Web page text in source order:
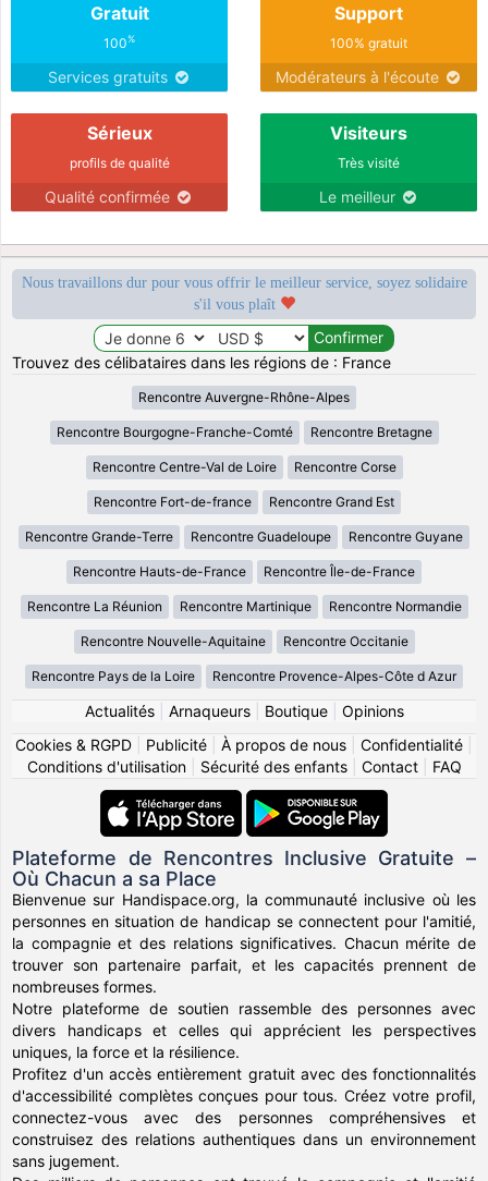
Gratuit
100%
Services gratuits
Support
100% gratuit
Modérateurs à l'écoute
Sérieux
profils de qualité
Qualité confirmée
Visiteurs
Très visité
Le meilleur
Nous travaillons dur pour vous offrir le meilleur service, soyez solidaire
s'il vous plaît
Trouvez des célibataires dans les régions de : France
Rencontre Auvergne-Rhône-Alpes
Rencontre Bourgogne-Franche-Comté Rencontre Bretagne
Rencontre Centre-Val de Loire Rencontre Corse
Rencontre Fort-de-france Rencontre Grand Est
Rencontre Grande-Terre Rencontre Guadeloupe Rencontre Guyane
Rencontre Hauts-de-France Rencontre Île-de-France
Rencontre La Réunion Rencontre Martinique Rencontre Normandie
Rencontre Nouvelle-Aquitaine Rencontre Occitanie
Rencontre Pays de la Loire Rencontre Provence-Alpes-Côte d Azur
Actualités| Arnaqueurs| Boutique| Opinions
Cookies & RGPD
Publicité À propos de nous Confidentialité
Conditions d'utilisation| Sécurité des enfants| Contact| FAQ
Plateforme de Rencontres Inclusive Gratuite –
Où Chacun a sa Place
Bienvenue sur Handispace.org, la communauté inclusive où les
personnes en situation de handicap se connectent pour l'amitié,
la compagnie et des relations significatives. Chacun mérite de
trouver son partenaire parfait, et les capacités prennent de
nombreuses formes.
Notre plateforme de soutien rassemble des personnes avec
divers handicaps et celles qui apprécient les perspectives
uniques, la force et la résilience.
Profitez d'un accès entièrement gratuit avec des fonctionnalités
d'accessibilité complètes conçues pour tous. Créez votre profil,
connectez-vous avec des personnes compréhensives et
construisez des relations authentiques dans un environnement
sans jugement.